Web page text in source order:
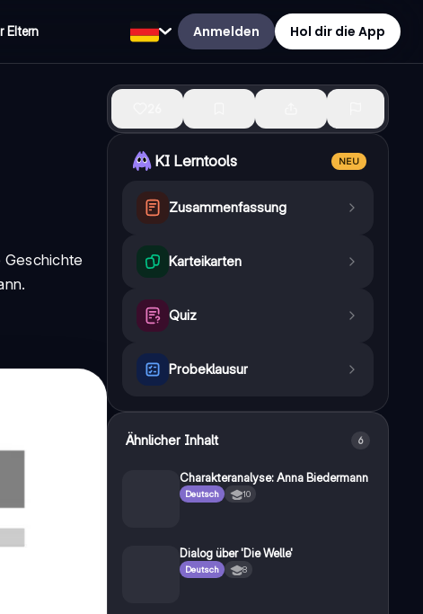
Eltern Anmelden Hol dir die App
KI Lerntools NEU
Zusammenfassung
Karteikarten
Quiz
Probeklausur
Ähnlicher Inhalt 6
Charakteranalyse: Anna Biedermann
Deutsch 10
Dialog über 'Die Welle'
Deutsch 8